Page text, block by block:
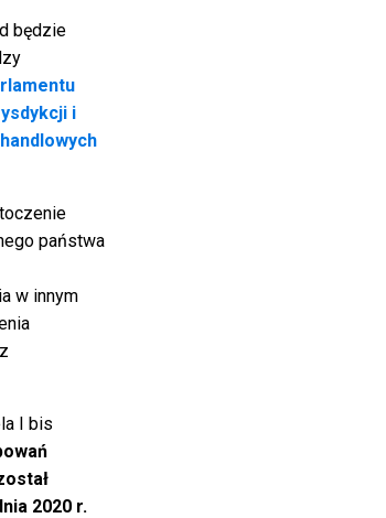
będzie
i
państwa
w innym
I bis
2020 r.